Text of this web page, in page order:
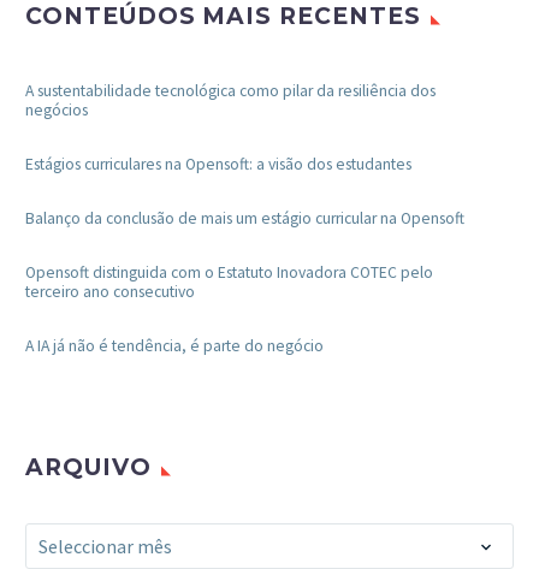
CONTEÚDOS MAIS RECENTES
A sustentabilidade tecnológica como pilar da resiliência dos
negócios
Estágios curriculares na Opensoft: a visão dos estudantes
Balanço da conclusão de mais um estágio curricular na Opensoft
Opensoft distinguida com o Estatuto Inovadora COTEC pelo
terceiro ano consecutivo
A IA já não é tendência, é parte do negócio
ARQUIVO
Arquivo
Seleccionar mês